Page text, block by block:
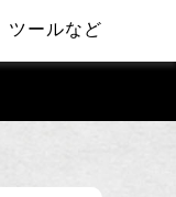
ツールなど